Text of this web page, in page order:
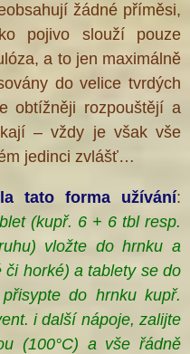
žádné příměsi,
pojivo slouží pouze
a to jen maximálně
do velice tvrdých
obtížněji rozpouštějí a
– vždy je však vše
jedinci zvlášť…
tato forma užívání:
(kupř. 6 + 6 tbl resp.
vložte do hrnku a
či horké) a tablety se do
do hrnku kupř.
i další nápoje, zalijte
(100°C) a vše řádně
®